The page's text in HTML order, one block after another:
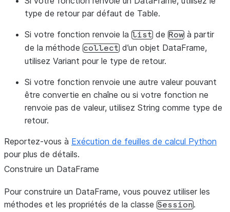
type de retour par défaut de Table.
Si votre fonction renvoie la list de Row à partir
de la méthode collect d’un objet DataFrame,
utilisez Variant pour le type de retour.
Si votre fonction renvoie une autre valeur pouvant
être convertie en chaîne ou si votre fonction ne
renvoie pas de valeur, utilisez String comme type de
retour.
Reportez-vous à Exécution de feuilles de calcul Python
pour plus de détails.
Construire un DataFrame
Pour construire un DataFrame, vous pouvez utiliser les
méthodes et les propriétés de la classe Session.